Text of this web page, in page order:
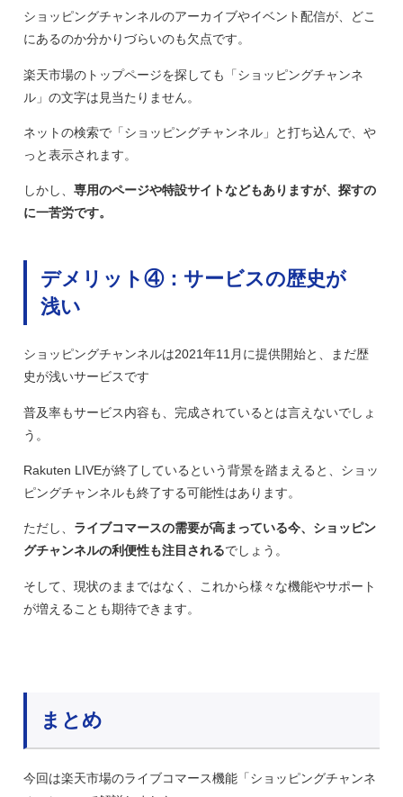
ショッピングチャンネルのアーカイブやイベント配信が、どこ
にあるのか分かりづらいのも欠点です。
楽天市場のトップページを探しても「ショッピングチャンネ
ル」の文字は見当たりません。
ネットの検索で「ショッピングチャンネル」と打ち込んで、や
っと表示されます。
しかし、専用のページや特設サイトなどもありますが、探すの
に一苦労です。
デメリット④：サービスの歴史が
浅い
ショッピングチャンネルは2021年11月に提供開始と、まだ歴
史が浅いサービスです
普及率もサービス内容も、完成されているとは言えないでしょ
う。
Rakuten LIVEが終了しているという背景を踏まえると、ショッ
ピングチャンネルも終了する可能性はあります。
ただし、 ライブコマースの需要が高まっている今、ショッピン
グチャンネルの利便性も注目されるでしょう。
そして、現状のままではなく、これから様々な機能やサポート
が増えることも期待できます。
まとめ
今回は楽天市場のライブコマース機能「ショッピングチャンネ